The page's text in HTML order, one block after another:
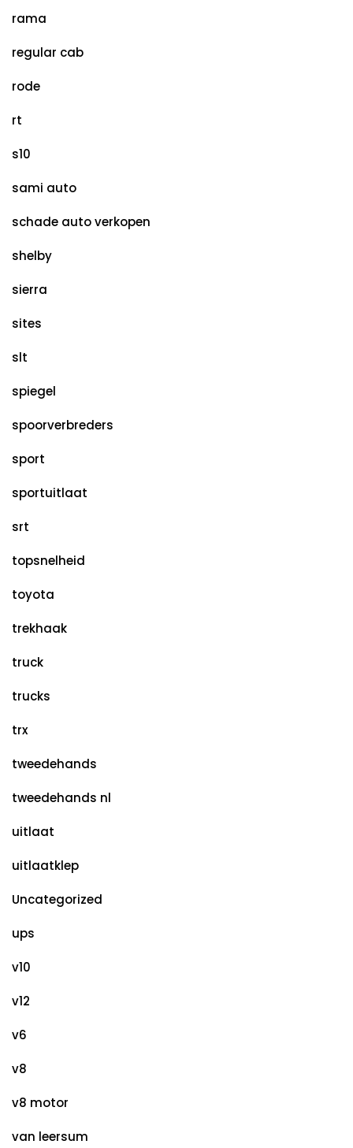
rama
regular cab
rode
rt
s10
sami auto
schade auto verkopen
shelby
sierra
sites
slt
spiegel
spoorverbreders
sport
sportuitlaat
srt
topsnelheid
toyota
trekhaak
truck
trucks
trx
tweedehands
tweedehands nl
uitlaat
uitlaatklep
Uncategorized
ups
v10
v12
v6
v8
v8 motor
van leersum